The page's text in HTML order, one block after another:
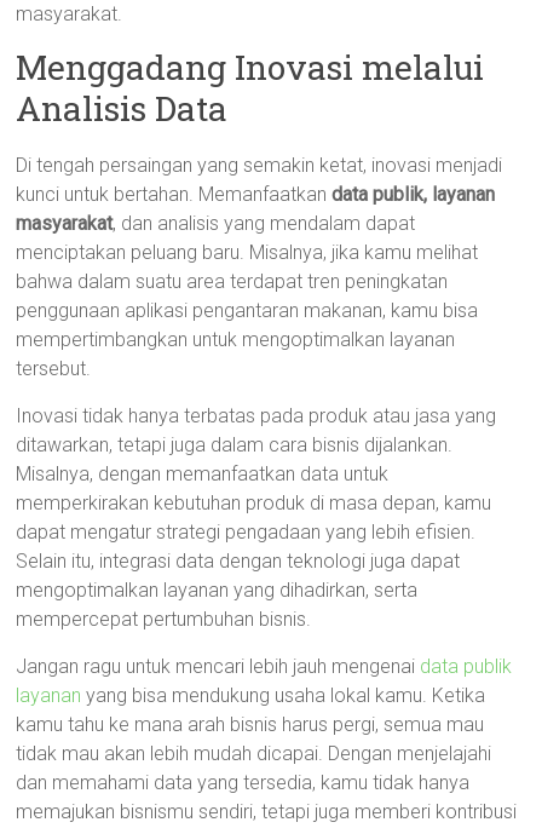
masyarakat.
Menggadang Inovasi melalui
Analisis Data
Di tengah persaingan yang semakin ketat, inovasi menjadi
kunci untuk bertahan. Memanfaatkandata publik, layanan
masyarakat, dan analisis yang mendalam dapat
menciptakan peluang baru. Misalnya, jika kamu melihat
bahwa dalam suatu area terdapat tren peningkatan
penggunaan aplikasi pengantaran makanan, kamu bisa
mempertimbangkan untuk mengoptimalkan layanan
tersebut.
Inovasi tidak hanya terbatas pada produk atau jasa yang
ditawarkan, tetapi juga dalam cara bisnis dijalankan.
Misalnya, dengan memanfaatkan data untuk
memperkirakan kebutuhan produk di masa depan, kamu
dapat mengatur strategi pengadaan yang lebih efisien.
Selain itu, integrasi data dengan teknologi juga dapat
mengoptimalkan layanan yang dihadirkan, serta
mempercepat pertumbuhan bisnis.
Jangan ragu untuk mencari lebih jauh mengenai data publik
layanan yang bisa mendukung usaha lokal kamu. Ketika
kamu tahu ke mana arah bisnis harus pergi, semua mau
tidak mau akan lebih mudah dicapai. Dengan menjelajahi
dan memahami data yang tersedia, kamu tidak hanya
memajukan bisnismu sendiri, tetapi juga memberi kontribusi